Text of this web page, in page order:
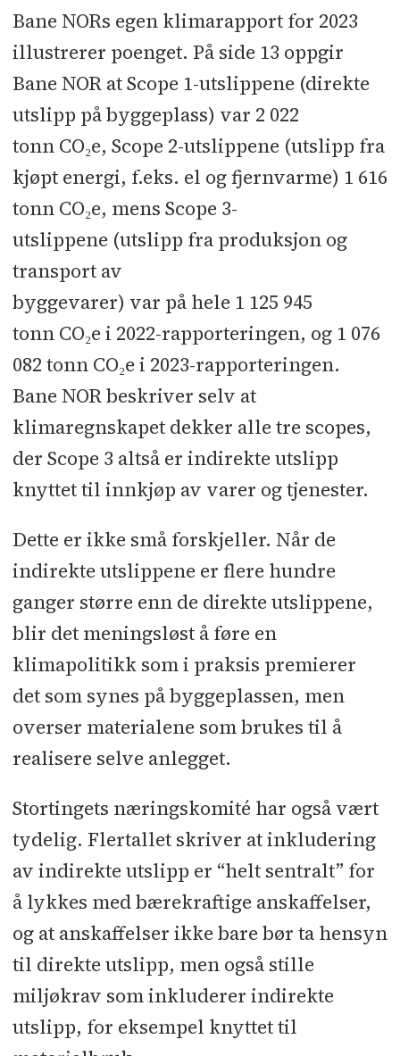
Bane NORs egen klimarapport for 2023
illustrerer poenget. På side 13 oppgir
Bane NOR at Scope 1-utslippene (direkte
utslipp på byggeplass) var 2 022
tonn CO₂e, Scope 2-utslippene (utslipp fra
kjøpt energi, f.eks. el og fjernvarme) 1 616
tonn CO₂e, mens Scope 3-
utslippene (utslipp fra produksjon og
transport av
byggevarer) var på hele 1 125 945
tonn CO₂e i 2022-rapporteringen, og 1 076
082 tonn CO₂e i 2023-rapporteringen.
Bane NOR beskriver selv at
klimaregnskapet dekker alle tre scopes,
der Scope 3 altså er indirekte utslipp
knyttet til innkjøp av varer og tjenester.
Dette er ikke små forskjeller. Når de
indirekte utslippene er flere hundre
ganger større enn de direkte utslippene,
blir det meningsløst å føre en
klimapolitikk som i praksis premierer
det som synes på byggeplassen, men
overser materialene som brukes til å
realisere selve anlegget.
Stortingets næringskomité har også vært
tydelig. Flertallet skriver at inkludering
av indirekte utslipp er “helt sentralt” for
å lykkes med bærekraftige anskaffelser,
og at anskaffelser ikke bare bør ta hensyn
til direkte utslipp, men også stille
miljøkrav som inkluderer indirekte
utslipp, for eksempel knyttet til